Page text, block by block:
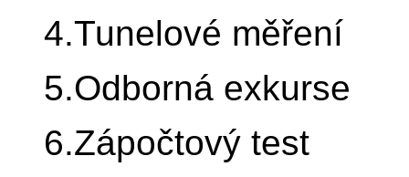
4.Tunelové měření
5.Odborná exkurse
6.Zápočtový test